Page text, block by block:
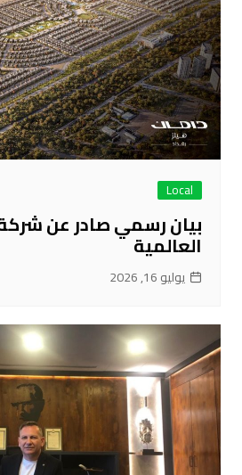
Local
بيان رسمي صادر عن
العالمية
يوليو 16, 2026